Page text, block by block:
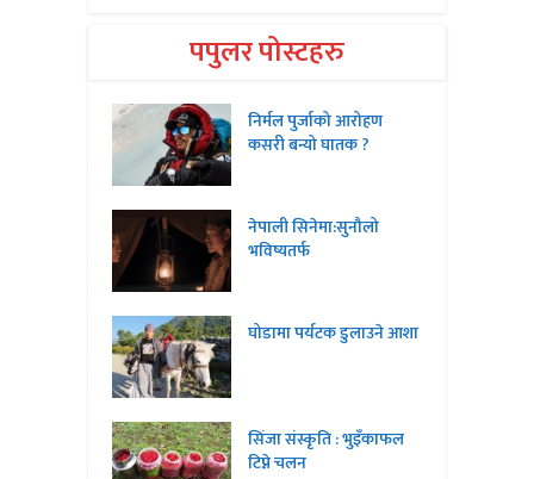
पपुलर पोस्टहरु
निर्मल पुर्जाको आरोहण
कसरी बन्यो घातक ?
नेपाली सिनेमा:सुनौलो
भविष्यतर्फ
घोडामा पर्यटक डुलाउने आशा
सिंजा संस्कृति : भुइँकाफल
टिप्ने चलन